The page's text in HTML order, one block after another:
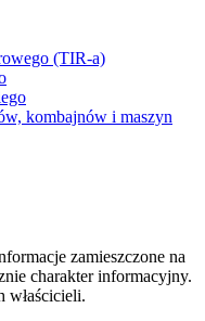
(TIR-a)
kombajnów i maszyn
zamieszczone na
charakter informacyjny.
właścicieli.